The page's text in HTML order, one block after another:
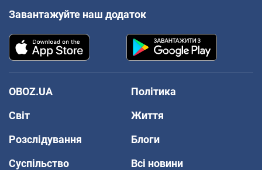
Завантажуйте наш додаток
OBOZ.UA
Політика
Світ
Життя
Розслідування
Блоги
Суспільство
Всі новини